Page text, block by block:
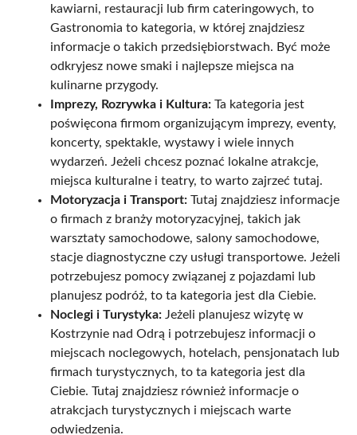
kawiarni, restauracji lub firm cateringowych, to
Gastronomia to kategoria, w której znajdziesz
informacje o takich przedsiębiorstwach. Być może
odkryjesz nowe smaki i najlepsze miejsca na
kulinarne przygody.
Imprezy, Rozrywka i Kultura: Ta kategoria jest
poświęcona firmom organizującym imprezy, eventy,
koncerty, spektakle, wystawy i wiele innych
wydarzeń. Jeżeli chcesz poznać lokalne atrakcje,
miejsca kulturalne i teatry, to warto zajrzeć tutaj.
Motoryzacja i Transport: Tutaj znajdziesz informacje
o firmach z branży motoryzacyjnej, takich jak
warsztaty samochodowe, salony samochodowe,
stacje diagnostyczne czy usługi transportowe. Jeżeli
potrzebujesz pomocy związanej z pojazdami lub
planujesz podróż, to ta kategoria jest dla Ciebie.
Noclegi i Turystyka: Jeżeli planujesz wizytę w
Kostrzynie nad Odrą i potrzebujesz informacji o
miejscach noclegowych, hotelach, pensjonatach lub
firmach turystycznych, to ta kategoria jest dla
Ciebie. Tutaj znajdziesz również informacje o
atrakcjach turystycznych i miejscach warte
odwiedzenia.